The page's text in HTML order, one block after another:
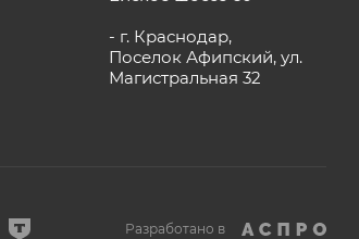
- г. Краснодар,
Поселок Афипский, ул.
Магистральная 32
Разработано в